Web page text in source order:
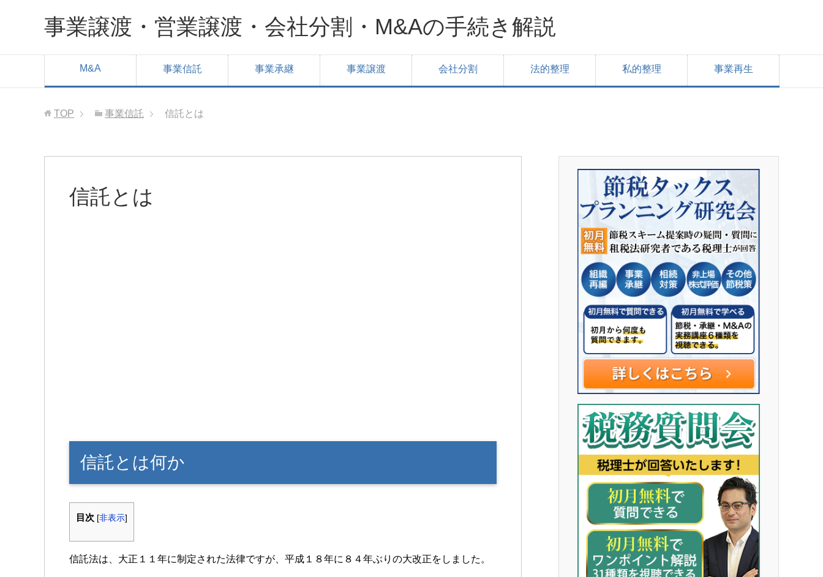
事業譲渡・営業譲渡・会社分割・M&Aの手続き解説
M&A 事業信託 事業承継 事業譲渡 会社分割 法的整理 私的整理 事業再生
TOP 事業信託 信託とは
信託とは
信託とは何か
目次 [非表示]
信託法は、大正１１年に制定された法律ですが、平成１８年に８４年ぶりの大改正をしました。